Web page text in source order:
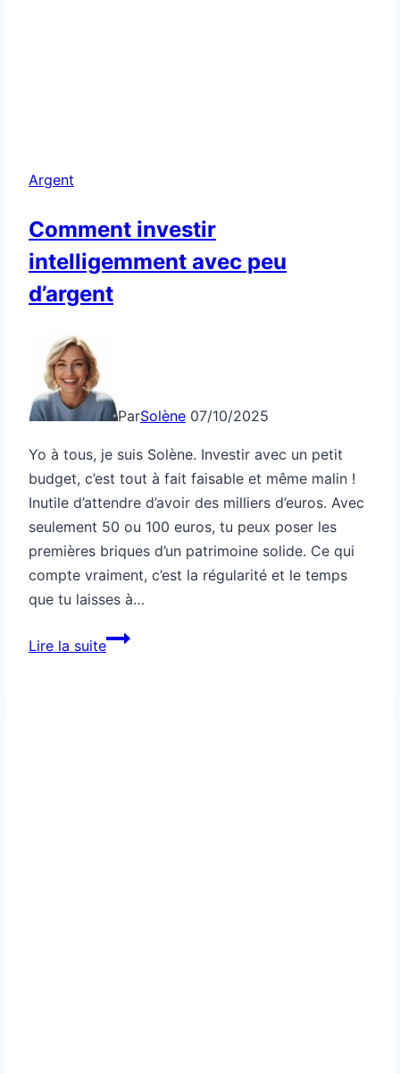
Argent
Comment investir
intelligemment avec peu
d’argent
ParSolène 07/10/2025
Yo à tous, je suis Solène. Investir avec un petit
budget, c’est tout à fait faisable et même malin !
Inutile d’attendre d’avoir des milliers d’euros. Avec
seulement 50 ou 100 euros, tu peux poser les
premières briques d’un patrimoine solide. Ce qui
compte vraiment, c’est la régularité et le temps
que tu laisses à…
Lire la suiteComment